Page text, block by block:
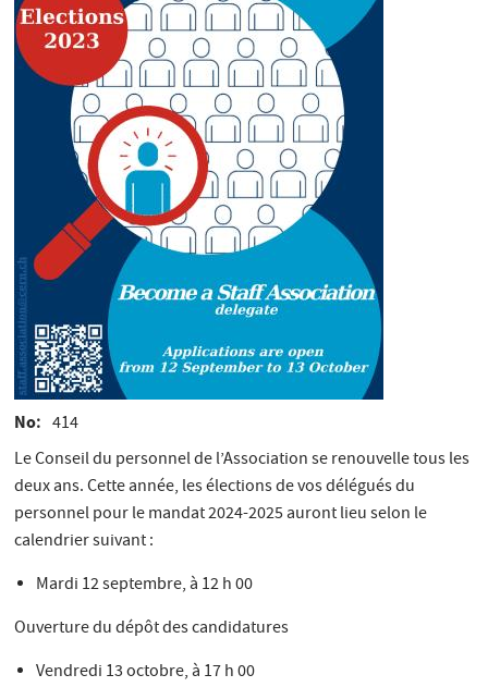
No
414
Le Conseil du personnel de l’Association se renouvelle tous les
deux ans. Cette année, les élections de vos délégués du
personnel pour le mandat 2024-2025 auront lieu selon le
calendrier suivant :
Mardi 12 septembre, à 12 h 00
Ouverture du dépôt des candidatures
Vendredi 13 octobre, à 17 h 00